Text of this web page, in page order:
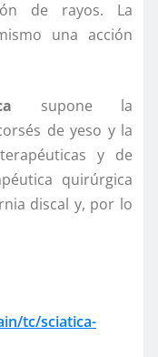
de rayos. La
una acción
supone la
de yeso y la
y de
quirúrgica
discal y, por lo
tc/sciatica-